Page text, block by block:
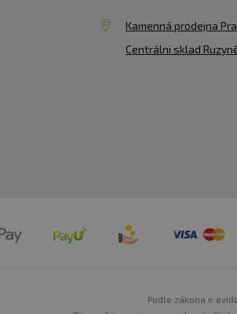
Kamenná prodejna
Centrálni sklad
Podle zákona o